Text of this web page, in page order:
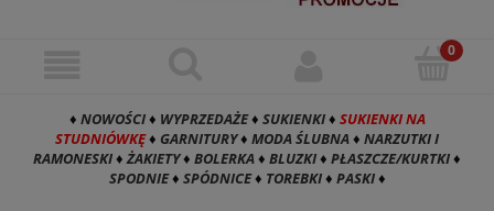
♦ NOWOŚCI♦ WYPRZEDAŻE♦ SUKIENKI♦ SUKIENKI NA
STUDNIÓWKĘ♦ GARNITURY♦ MODA ŚLUBNA♦ NARZUTKI I
RAMONESKI♦ŻAKIETY♦ BOLERKA♦ BLUZKI♦ PŁASZCZE/KURTKI♦
SPODNIE♦ SPÓDNICE♦ TOREBKI♦ PASKI♦